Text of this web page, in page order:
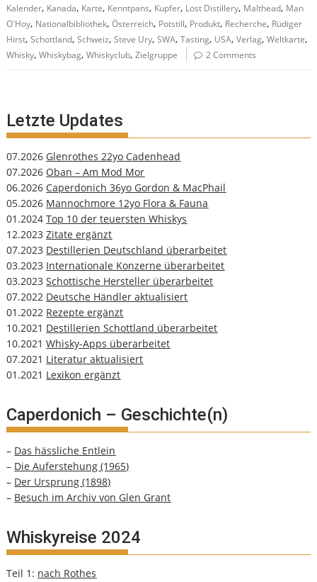
Kalender, Kanada, Karte, Kenntpans, Kupfer, Lost Distillery, Malthead, Man
O'Hoy, Nationalbibliothek,Österreich, Potstill, Produkt, Recherche, Rüdiger
Hirst,Schottland,Schweiz,Steve Ury,SWA,Tasting, USA,Verlag,Weltkarte,
Whisky,Whiskybag,Whiskyclub,Zielgruppe 2 Comments
Letzte Updates
07.2026 Glenrothes 22yo Cadenhead
07.2026 Oban – Am Mod Mor
06.2026 Caperdonich 36yo Gordon & MacPhail
05.2026 Mannochmore 12yo Flora & Fauna
01.2024Top 10 der teuersten Whiskys
12.2023Zitate ergänzt
07.2023 Destillerien Deutschland überarbeitet
03.2023 Internationale Konzerne überarbeitet
03.2023Schottische Hersteller überarbeitet
07.2022 Deutsche Händler aktualisiert
01.2022 Rezepte ergänzt
10.2021 Destillerien Schottland überarbeitet
10.2021Whisky-Apps überarbeitet
07.2021 Literatur aktualisiert
01.2021 Lexikon ergänzt
Caperdonich – Geschichte(n)
– Das hässliche Entlein
– Die Auferstehung (1965)
– Der Ursprung (1898)
– Besuch im Archiv von Glen Grant
Whiskyreise 2024
Teil 1: nach Rothes